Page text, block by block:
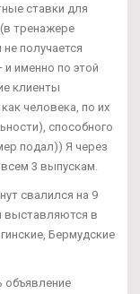
ставки для
тренажере
получается
именно по этой
клиенты
человека, по их
способного
подал)) Я через
3 выпускам.
свалился на 9
выставляются в
Бермудские
объявление